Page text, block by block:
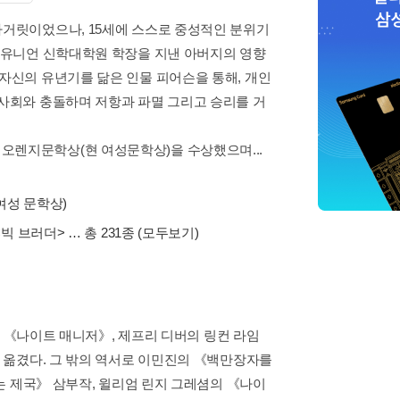
릿이었으나, 15세에 스스로 중성적인 분위기
니언 신학대학원 학장을 지낸 아버지의 영향
신의 유년기를 닮은 인물 피어슨을 통해, 개인
회와 충돌하며 저항과 파멸 그리고 승리를 거
렌지문학상(현 여성문학상)을 수상했으며...
성 문학상)
브러더> … 총 231종 (모두보기)
나이트 매니저》, 제프리 디버의 링컨 라임
겼다. 그 밖의 역서로 이민진의 《백만장자를
제국》 삼부작, 윌리엄 린지 그레셤의 《나이